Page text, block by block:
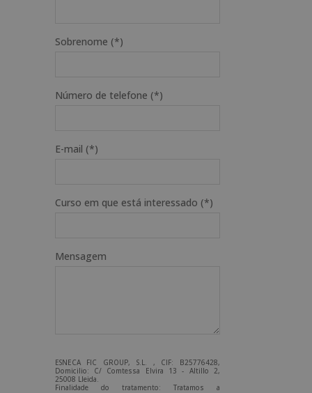
Sobrenome (*)
Número de telefone (*)
E-mail (*)
Curso em que está interessado (*)
Mensagem
ESNECA FIC GROUP, S.L. , CIF: B25776428,
Domicilio: C/ Comtessa Elvira 13 - Altillo 2,
25008 Lleida.
Finalidade do tratamento: Tratamos a